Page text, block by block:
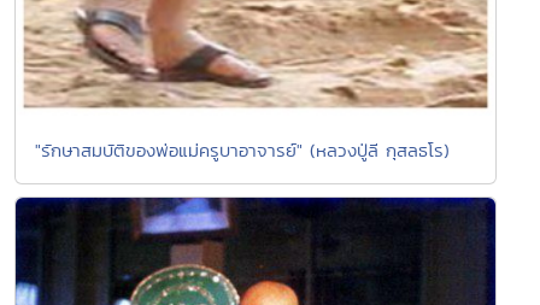
"รักษาสมบัติของพ่อแม่ครูบาอาจารย์" (หลวงปู่ลี กุสลธโร)